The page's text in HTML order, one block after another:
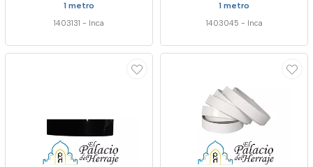
1 metro
1403131 - Inca
1 metro
1403045 - Inca